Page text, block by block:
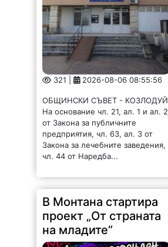
321 | 2026-08-06 08:55:56
ОБЩИНСКИ СЪВЕТ - КОЗЛОДУЙ
На основание чл. 21, ал. 1 и ал. 2
от Закона за публичните
предприятия, чл. 63, ал. 3 от
Закона за лечебните заведения,
чл. 44 от Наредба...
В Монтана стартира
проект „От страната
на младите“